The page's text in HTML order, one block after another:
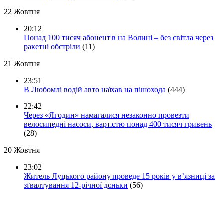
22 Жовтня
20:12
Понад 100 тисяч абонентів на Волині – без світла через
ракетні обстріли (11)
21 Жовтня
23:51
В Любомлі водій авто наїхав на пішохода (444)
22:42
Через «Ягодин» намагалися незаконно провезти
велосипедні насоси, вартістю понад 400 тисяч гривень
(28)
20 Жовтня
23:02
Житель Луцького району проведе 15 років у в’язниці за
зґвалтування 12-річної доньки (56)